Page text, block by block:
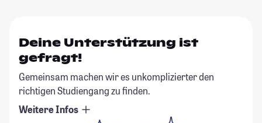
Deine Unterstützung ist
gefragt!
Gemeinsam machen wir es unkomplizierter den
richtigen Studiengang zu finden.
Weitere Infos